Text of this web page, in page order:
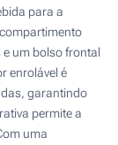
para a
e um bolso frontal
enrolável é
garantindo
permite a
uma